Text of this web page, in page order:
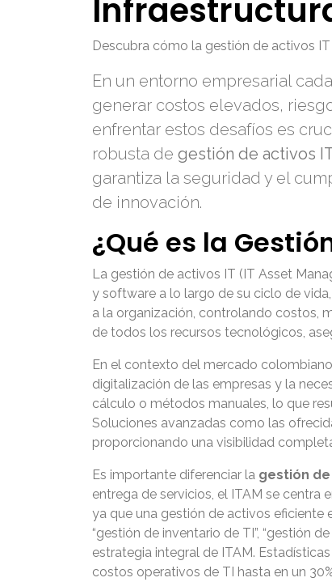
Descubra cómo la gestión de activos
En un entorno empresarial
generar costos elevados,
enfrentar estos desafíos es
robusta de gestión de activos
garantiza la seguridad y el
de innovación.
¿Qué es la
La gestión de activos IT (IT Asset
y software a lo largo de su ciclo de
a la organización, controlando costos,
de todos los recursos tecnológicos,
En el contexto del mercado
digitalización de las empresas y la
cálculo o métodos manuales, lo que
Soluciones avanzadas como las
proporcionando una visibilidad
Es importante diferenciar la gestión
entrega de servicios, el ITAM se
ya que una gestión de activos eficiente
“gestión de inventario de TI”, “gestión
estrategia integral de ITAM.
costos operativos de TI hasta en un